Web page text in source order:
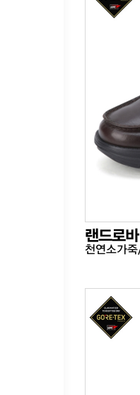
랜드로
천연소가